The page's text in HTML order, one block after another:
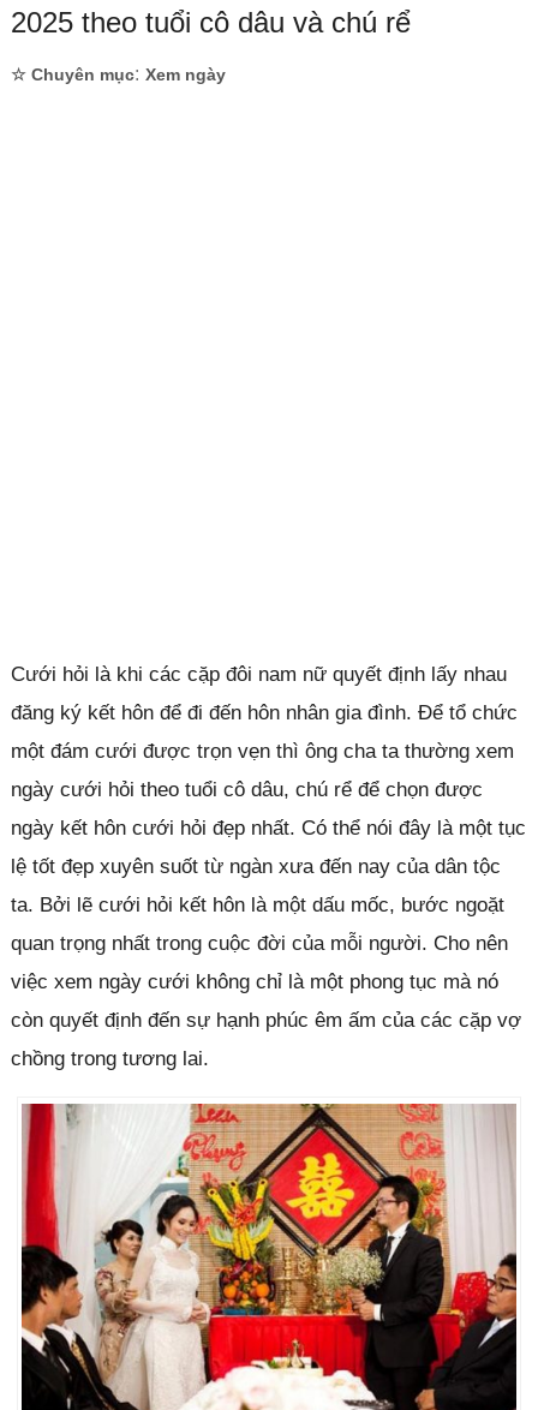
2025 theo tuổi cô dâu và chú rể
☆ Chuyên mục: Xem ngày
Cưới hỏi là khi các cặp đôi nam nữ quyết định lấy nhau
đăng ký kết hôn để đi đến hôn nhân gia đình. Để tổ chức
một đám cưới được trọn vẹn thì ông cha ta thường xem
ngày cưới hỏi theo tuổi cô dâu, chú rể để chọn được
ngày kết hôn cưới hỏi đẹp nhất. Có thể nói đây là một tục
lệ tốt đẹp xuyên suốt từ ngàn xưa đến nay của dân tộc
ta. Bởi lẽ cưới hỏi kết hôn là một dấu mốc, bước ngoặt
quan trọng nhất trong cuộc đời của mỗi người. Cho nên
việc xem ngày cưới không chỉ là một phong tục mà nó
còn quyết định đến sự hạnh phúc êm ấm của các cặp vợ
chồng trong tương lai.